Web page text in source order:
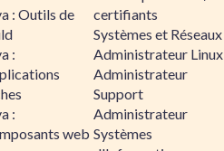
: Outils de
:
:
web
certifiants
Systèmes et Réseaux
Administrateur Linux
Administrateur
Support
Administrateur
Systèmes